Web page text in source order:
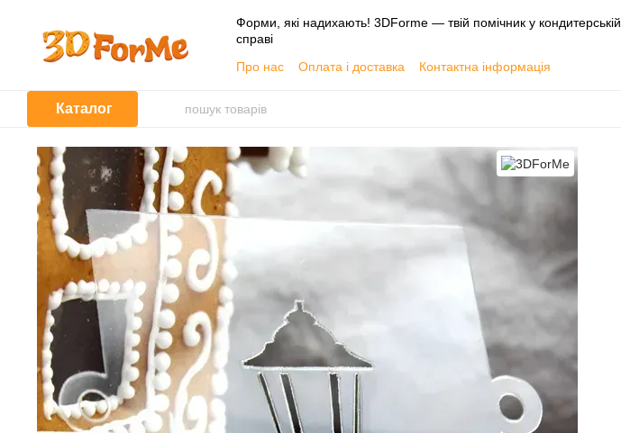
Форми, які надихають! 3DForme — твій помічник у кондитерській
справі
Про нас
Оплата і доставка
Контактна інформація
Угода користувача
Каталог